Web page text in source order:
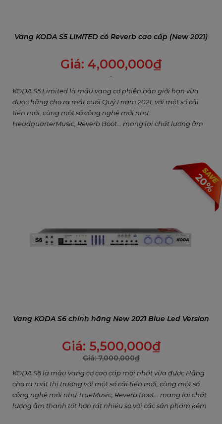
Vang KODA S5 LIMITED có Reverb cao cấp (New 2021)
Giá: 4,000,000₫
KODA S5 Limited là mẫu vang cơ phiên bản giới hạn vừa
được hãng cho ra mắt cuối Quý I năm 2021, với một số cải
tiến mới, cùng một số công nghệ mới như
HeadquarterMusic, Reverb Boot... mang lại chất lượng âm
20%
Vang KODA S6 chính hãng New 2021 Blue Led Version
Giá: 5,500,000₫
Giá:7,000,000₫
KODA S6 là mẫu vang cơ cao cấp mới nhất vừa được Hãng
cho ra mắt thị trường với một số cải tiến mới, cùng một số
công nghệ mới như TrueMusic, Reverb Boot... mang lại chất
lượng âm thanh tốt hơn rất nhiều so với các sản phẩm kém